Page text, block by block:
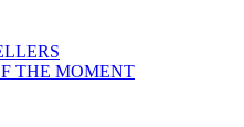
THE MOMENT